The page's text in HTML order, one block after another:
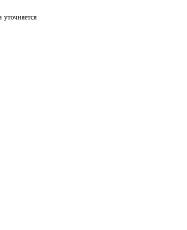
уточняется